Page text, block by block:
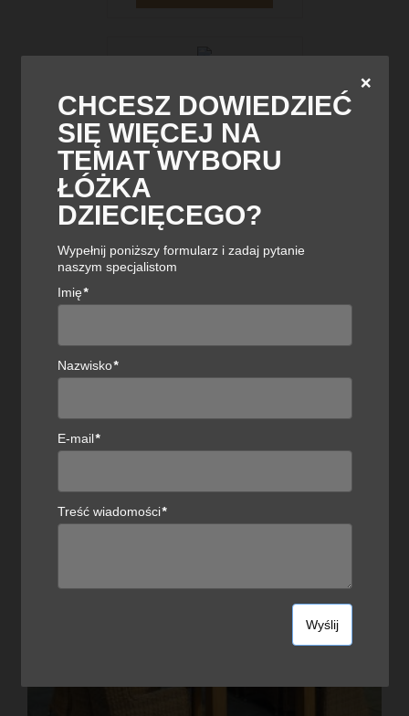
Profim Sorriso 10V fotel
Kup teraz
Wszystkie produkty znajdziesz w ofercie sklepu
29
2022
❌
CHCESZ DOWIEDZIEĆ
SIĘ WIĘCEJ NA
TEMAT WYBORU
ŁÓŻKA
DZIECIĘCEGO?
Wypełnij poniższy formularz i zadaj pytanie
naszym specjalistom
Imię*
Nazwisko*
E-mail*
Treść wiadomości*